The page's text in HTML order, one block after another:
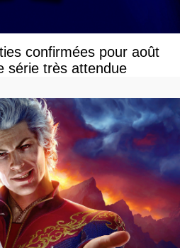
confirmées pour août
série très attendue